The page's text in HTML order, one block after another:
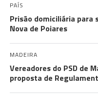
PAÍS
Prisão domiciliária para
Nova de Poiares
MADEIRA
Vereadores do PSD de
proposta de